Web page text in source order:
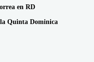
en RD
Quinta Dominica